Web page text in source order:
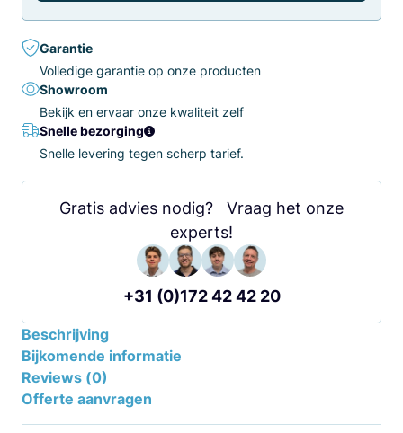
Garantie
Volledige garantie op onze producten
Showroom
Bekijk en ervaar onze kwaliteit zelf
Snelle bezorging
Snelle levering tegen scherp tarief.
Gratis advies nodig? Vraag het onze
experts!
+31 (0)172 42 42 20
Beschrijving
Bijkomende informatie
Reviews (0)
Offerte aanvragen